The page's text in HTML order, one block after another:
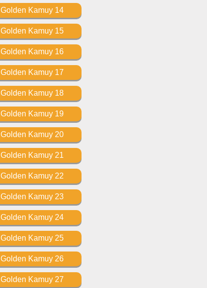
Golden Kamuy 14
Golden Kamuy 15
Golden Kamuy 16
Golden Kamuy 17
Golden Kamuy 18
Golden Kamuy 19
Golden Kamuy 20
Golden Kamuy 21
Golden Kamuy 22
Golden Kamuy 23
Golden Kamuy 24
Golden Kamuy 25
Golden Kamuy 26
Golden Kamuy 27